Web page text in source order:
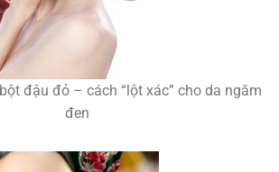
đậu đỏ – cách “lột xác” cho da ngăm
đen